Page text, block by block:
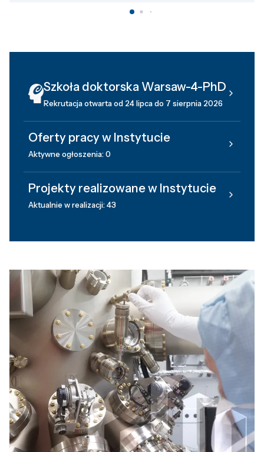
Szkoła doktorska Warsaw-4-PhD
Rekrutacja otwarta od 24 lipca do 7 sierpnia 2026
Oferty pracy w Instytucie
Aktywne ogłoszenia: 0
Projekty realizowane w Instytucie
Aktualnie w realizacji: 43